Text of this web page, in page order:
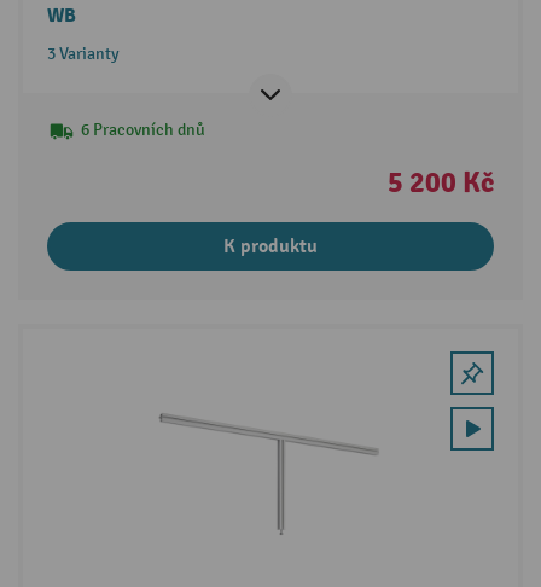
WB
3 Varianty
6 Pracovních dnů
5 200 Kč
K produktu